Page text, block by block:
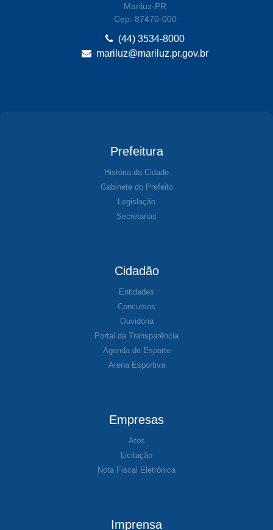
Mariluz-PR
Cep: 87470-000
(44) 3534-8000
mariluz@mariluz.pr.gov.br
Prefeitura
História da Cidade
Gabinete do Prefeito
Legislação
Secretarias
Cidadão
Entidades
Concursos
Ouvidoria
Portal da Transparência
Agenda de Esporte
Arena Esportiva
Empresas
Atos
Licitação
Nota Fiscal Eletrônica
Imprensa